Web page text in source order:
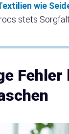
wie
stets
Fehler